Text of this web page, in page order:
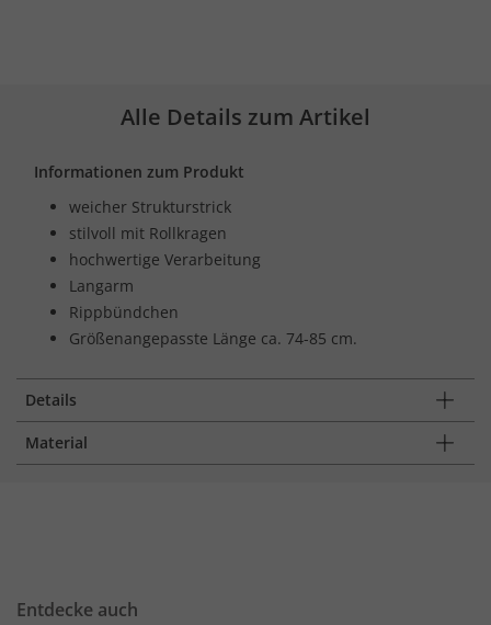
Alle Details zum Artikel
Informationen zum Produkt
weicher Strukturstrick
stilvoll mit Rollkragen
hochwertige Verarbeitung
Langarm
Rippbündchen
Größenangepasste Länge ca. 74-85 cm.
Details
Material
Entdecke auch